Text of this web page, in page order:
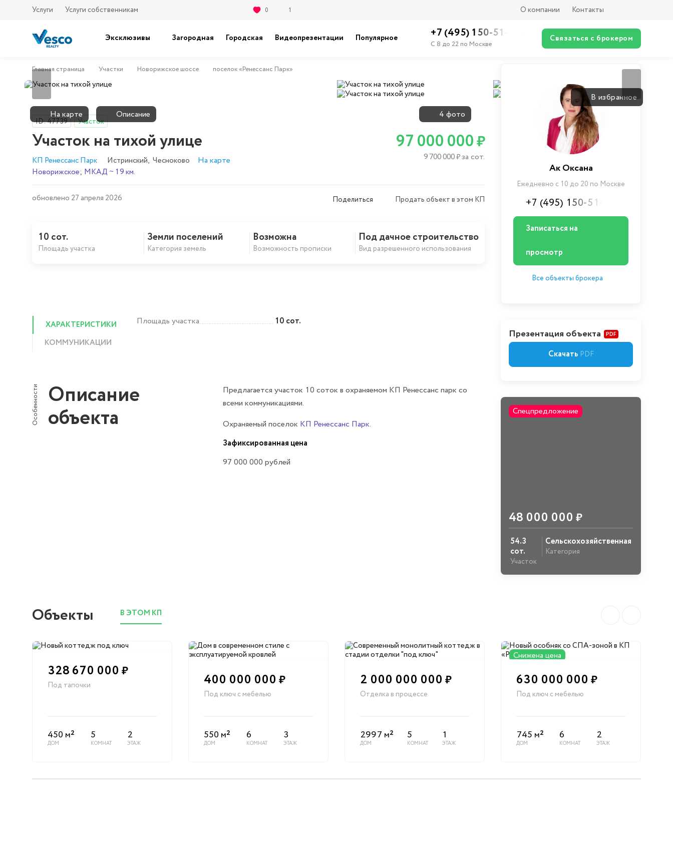
Услуги Услуги собственникам 0 1 О компании Контакты
Эксклюзивы Загородная Городская Видеопрезентации Популярное +7 (495) 150-51-XX
С 8 до 22 по Москве
Связаться с брокером
Главная страница Участки Новорижское шоссе поселок «Ренессанс Парк»
В избранное
На карте
Описание 4 фото
ID: 47739 Участок
Участок на тихой улице 97 000 000₽
9 700 000₽за сот.
КП Ренессанс Парк Истринский, Чесноково На карте
Новорижское; МКАД ~ 19 км.
обновлено 27 апреля 2026 Поделиться
Скопировать ссылку
Продать объект в этом КП
10 сот.
Площадь участка
Земли поселений
Категория земель
Возможна
Возможность прописки
Под дачное строительство
Вид разрешенного использования
ХАРАКТЕРИСТИКИ
КОММУНИКАЦИИ
Площадь участка 10 сот.
Особенности Описание
объекта
Предлагается участок 10 соток в охраняемом КП Ренессанс парк со
всеми коммуникациями.
Охраняемый поселок КП Ренессанс Парк.
Зафиксированная цена
97 000 000 рублей
Ак Оксана
Ежедневно с 10 до 20 по Москве
+7 (495) 150-51-XX
Записаться на
просмотр
Все объекты брокера
Презентация объекта PDF
Скачать PDF
Спецпредложение
48 000 000 ₽
54.3
сот.
Участок
Сельскохозяйственная
Категория
Объекты В ЭТОМ КП
328 670 000 ₽
Под тапочки
450 м2
ДОМ
5
КОМНАТ
2
ЭТАЖ
400 000 000 ₽
Под ключ с мебелью
550 м2
ДОМ
6
КОМНАТ
3
ЭТАЖ
2 000 000 000 ₽
Отделка в процессе
2997 м2
ДОМ
5
КОМНАТ
1
ЭТАЖ
Снижена цена
630 000 000 ₽
Под ключ с мебелью
745 м2
ДОМ
6
КОМНАТ
2
ЭТАЖ